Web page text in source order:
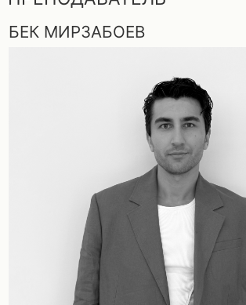
- Преподаватель Академии Культура
Ведущий преподаватель Академии Культуры,
эксперт по текстурным стрижкам.
5 лет опыта в премиум-салонах, специализация —
многослойные формы и работа с естественной